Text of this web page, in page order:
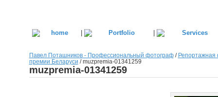
| |
Павел Поташников - Профессиональный фотограф/ Репортажная
премии Беларуси /muzpremia-01341259
muzpremia-01341259